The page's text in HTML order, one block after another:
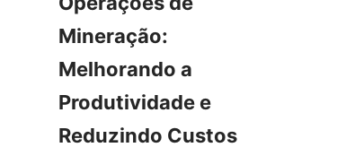
Mineração:
Melhorando a
Produtividade e
Reduzindo Custos